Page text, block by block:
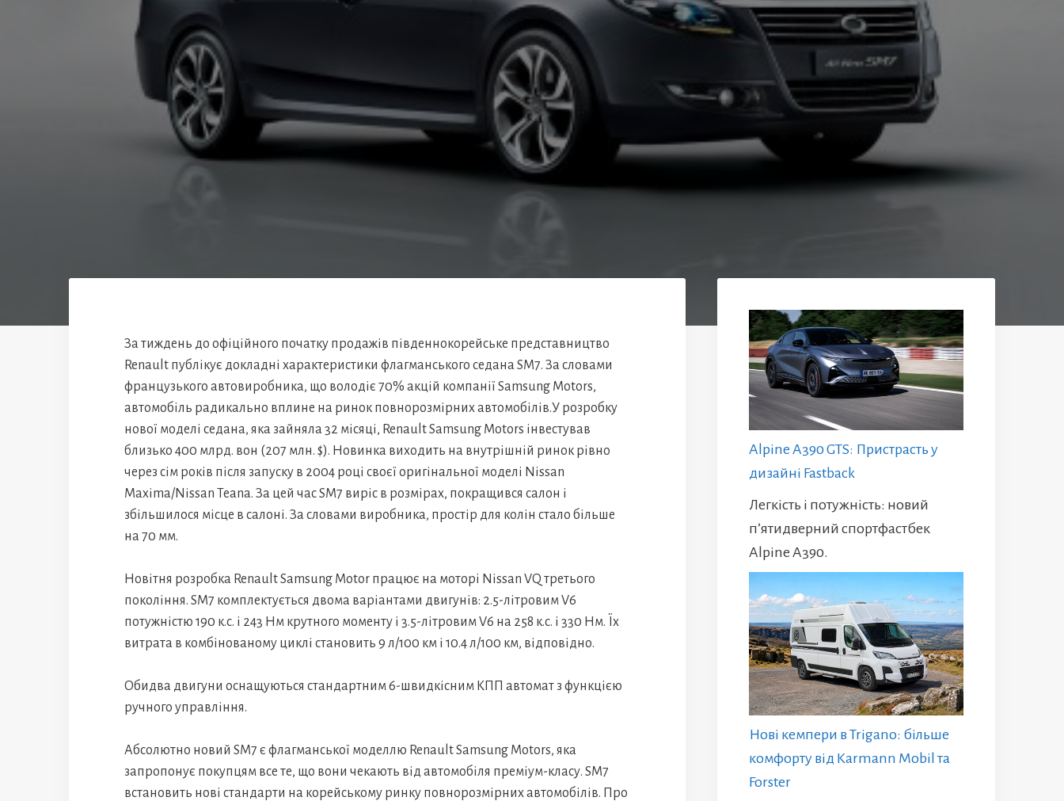
За тиждень до офіційного початку продажів південнокорейське представництво
Renault публікує докладні характеристики флагманського седана SM7. За словами
французького автовиробника, що володіє 70% акцій компанії Samsung Motors,
автомобіль радикально вплине на ринок повнорозмірних автомобілів.У розробку
нової моделі седана, яка зайняла 32 місяці, Renault Samsung Motors інвестував
близько 400 млрд. вон (207 млн. $). Новинка виходить на внутрішній ринок рівно
через сім років після запуску в 2004 році своєї оригінальної моделі Nissan
Maxima/Nissan Teana. За цей час SM7 виріс в розмірах, покращився салон і
збільшилося місце в салоні. За словами виробника, простір для колін стало більше
на 70 мм.
Новітня розробка Renault Samsung Motor працює на моторі Nissan VQ третього
покоління. SM7 комплектується двома варіантами двигунів: 2.5-літровим V6
потужністю 190 к.с. і 243 Нм крутного моменту і 3.5-літровим V6 на 258 к.с. і 330 Нм. Їх
витрата в комбінованому циклі становить 9 л/100 км і 10.4 л/100 км, відповідно.
Обидва двигуни оснащуються стандартним 6-швидкісним КПП автомат з функцією
ручного управління.
Абсолютно новий SM7 є флагманської моделлю Renault Samsung Motors, яка
запропонує покупцям все те, що вони чекають від автомобіля преміум-класу. SM7
встановить нові стандарти на корейському ринку повнорозмірних автомобілів. Про
Alpine A390 GTS: Пристрасть у
дизайні Fastback
Легкість і потужність: новий
п’ятидверний спортфастбек
Alpine A390.
Нові кемпери в Trigano: більше
комфорту від Karmann Mobil та
Forster